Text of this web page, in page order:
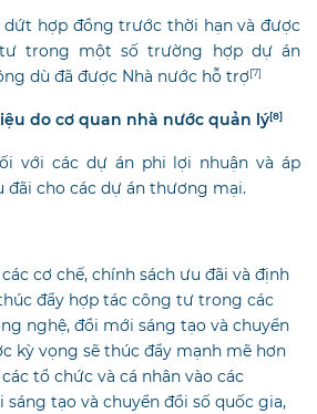
hợp đồng trước thời hạn và được
trong một số trường hợp dự án
dù đã được Nhà nước hỗ trợ[7]
do cơ quan nhà nước quản lý[8]
với các dự án phi lợi nhuận và áp
cho các dự án thương mại.
cơ chế, chính sách ưu đãi và định
đẩy hợp tác công tư trong các
nghệ, đổi mới sáng tạo và chuyển
kỳ vọng sẽ thúc đẩy mạnh mẽ hơn
tổ chức và cá nhân vào các
tạo và chuyển đổi số quốc gia,